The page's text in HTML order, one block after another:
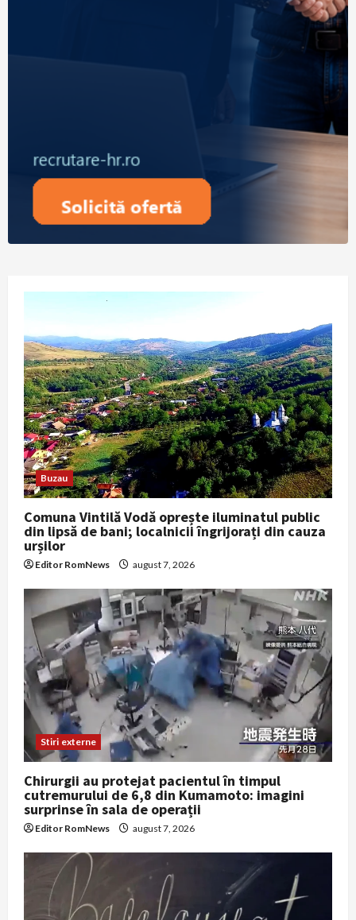
Buzau
Comuna Vintilă Vodă oprește iluminatul public
din lipsă de bani; localnicii îngrijorați din cauza
urșilor
Editor RomNews august 7, 2026
Stiri externe
Chirurgii au protejat pacientul în timpul
cutremurului de 6,8 din Kumamoto: imagini
surprinse în sala de operații
Editor RomNews august 7, 2026